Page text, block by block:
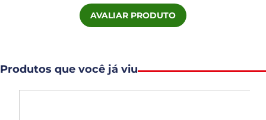
AVALIAR PRODUTO
Produtos que você já viu